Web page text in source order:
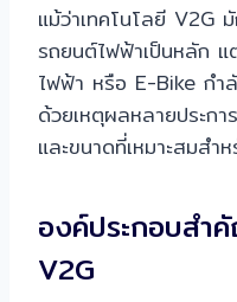
แม้ว่าเทคโนโลยี V2G
รถยนต์ไฟฟ้าเป็นหลัก แ
ไฟฟ้า หรือ E-Bike กำ
ด้วยเหตุผลหลายประก
และขนาดที่เหมาะสมสำ
องค์ประกอบสำ
V2G